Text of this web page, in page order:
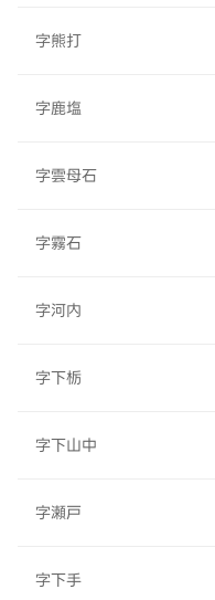
字熊打
字鹿塩
字雲母石
字霧石
字河内
字下栃
字下山中
字瀬戸
字下手